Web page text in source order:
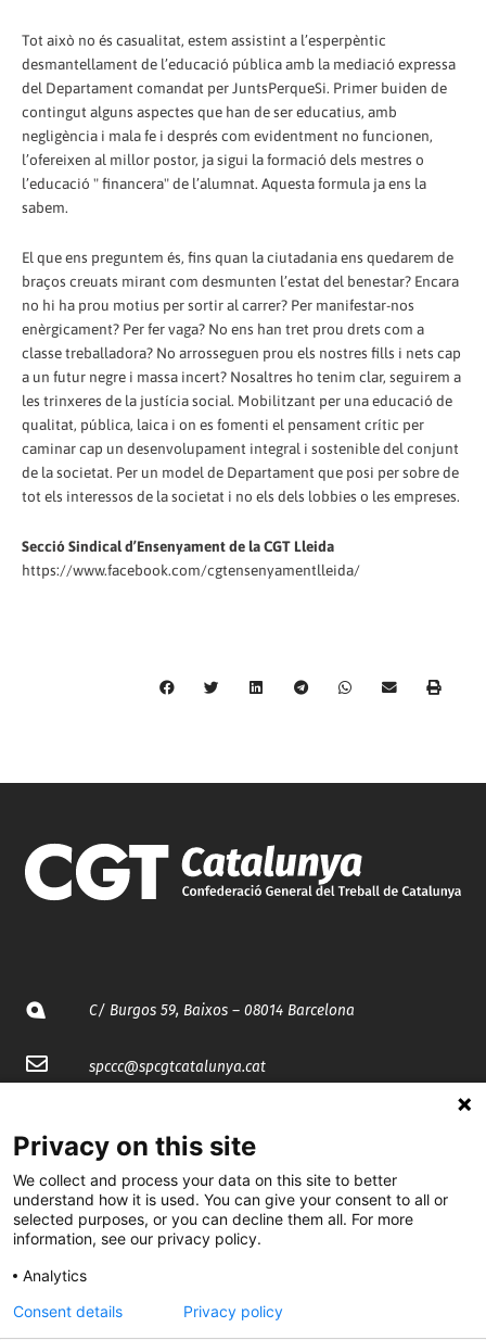
Tot això no és casualitat, estem assistint a l’esperpèntic
desmantellament de l’educació pública amb la mediació expressa
del Departament comandat per JuntsPerqueSi. Primer buiden de
contingut alguns aspectes que han de ser educatius, amb
negligència i mala fe i després com evidentment no funcionen,
l’ofereixen al millor postor, ja sigui la formació dels mestres o
l’educació " financera" de l’alumnat. Aquesta formula ja ens la
sabem.
El que ens preguntem és, fins quan la ciutadania ens quedarem de
braços creuats mirant com desmunten l’estat del benestar? Encara
no hi ha prou motius per sortir al carrer? Per manifestar-nos
enèrgicament? Per fer vaga? No ens han tret prou drets com a
classe treballadora? No arrosseguen prou els nostres fills i nets cap
a un futur negre i massa incert? Nosaltres ho tenim clar, seguirem a
les trinxeres de la justícia social. Mobilitzant per una educació de
qualitat, pública, laica i on es fomenti el pensament crític per
caminar cap un desenvolupament integral i sostenible del conjunt
de la societat. Per un model de Departament que posi per sobre de
tot els interessos de la societat i no els dels lobbies o les empreses.
Secció Sindical d’Ensenyament de la CGT Lleida
https://www.facebook.com/cgtensenyamentlleida/
C/ Burgos 59, Baixos – 08014 Barcelona
spccc@spcgtcatalunya.cat
@CGTCatalunya
cgtcatalunya
cgtcatalunya
Privacy on this site
We collect and process your data on this site to better
understand how it is used. You can give your consent to all or
selected purposes, or you can decline them all. For more
information, see our privacy policy.
Analytics
Consent details
Privacy policy